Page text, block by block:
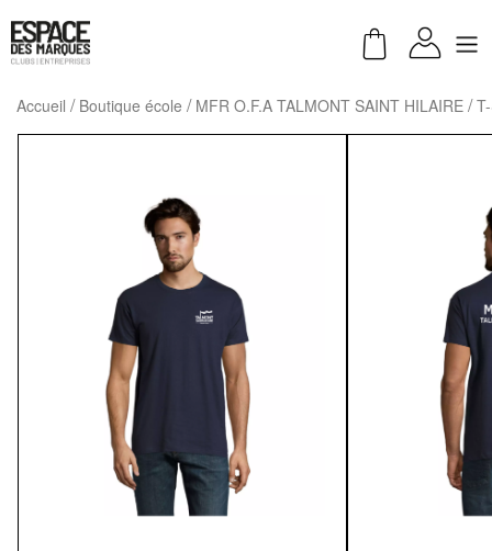
Accueil Boutique école MFR O.F.A TALMONT SAINT HILAIRE